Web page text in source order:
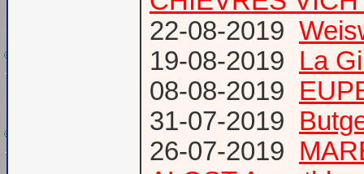
22-08-2019
19-08-2019 La
08-08-2019
31-07-2019
26-07-2019